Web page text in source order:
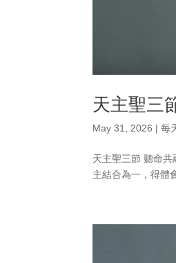
天主聖三
May 31, 2026 |每
天主聖三節 聽命
主結合為一，得體